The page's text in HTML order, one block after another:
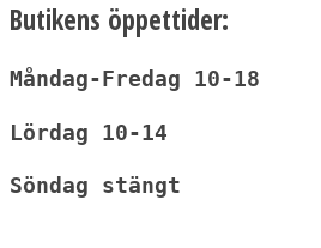
Butikens öppettider:
Måndag-Fredag 10-18
Lördag 10-14
Söndag stängt